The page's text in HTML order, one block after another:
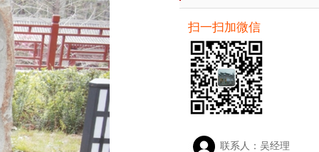
扫一扫加微信
联系人：吴经理